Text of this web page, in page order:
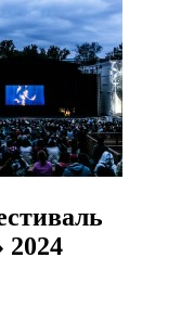
2024